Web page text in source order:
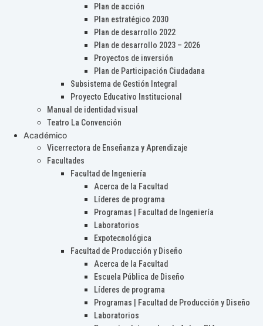
Plan de acción
Plan estratégico 2030
Plan de desarrollo 2022
Plan de desarrollo 2023 – 2026
Proyectos de inversión
Plan de Participación Ciudadana
Subsistema de Gestión Integral
Proyecto Educativo Institucional
Manual de identidad visual
Teatro La Convención
Académico
Vicerrectora de Enseñanza y Aprendizaje
Facultades
Facultad de Ingeniería
Acerca de la Facultad
Líderes de programa
Programas | Facultad de Ingeniería
Laboratorios
Expotecnológica
Facultad de Producción y Diseño
Acerca de la Facultad
Escuela Pública de Diseño
Líderes de programa
Programas | Facultad de Producción y Diseño
Laboratorios